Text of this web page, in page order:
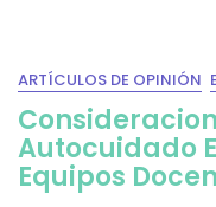
ARTÍCULOS DE OPINIÓN
Autocuidado
Equipos